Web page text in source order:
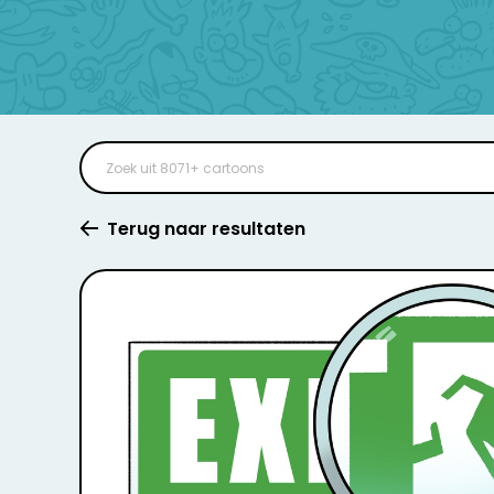
Terug naar resultaten